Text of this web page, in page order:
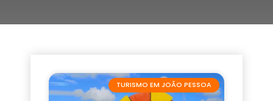
TURISMO EM JOÃO PESSOA